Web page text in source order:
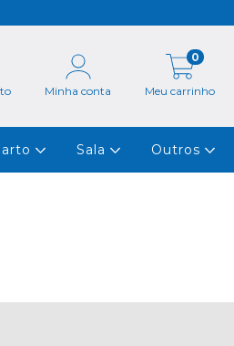
Minha conta Meu carrinho
0
Sala Outros